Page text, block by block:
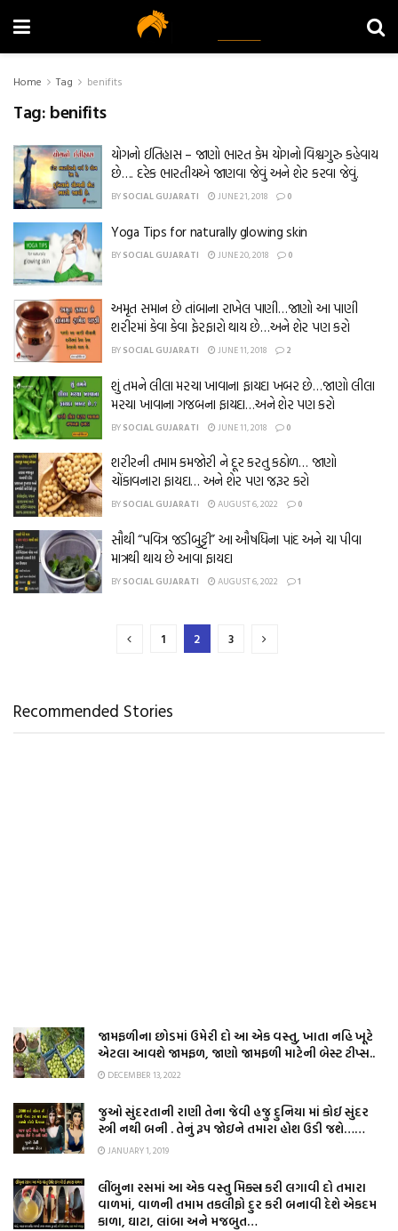
Home Tag benifits
Tag: benifits
યોગનો ઈતિહાસ – જાણો ભારત કેમ યોગનો વિશ્વગુરુ કહેવાય
છે…. દરેક ભારતીયએ જાણવા જેવું અને શેર કરવા જેવું.
BY SOCIAL GUJARATI JUNE 21, 2018 0
Yoga Tips for naturally glowing skin
BY SOCIAL GUJARATI JUNE 20, 2018 0
અમૃત સમાન છે તાંબાના રાખેલ પાણી…જાણો આ પાણી
શરીરમાં કેવા કેવા ફેરફારો થાય છે…અને શેર પણ કરો
BY SOCIAL GUJARATI JUNE 11, 2018 2
શું તમને લીલા મરચા ખાવાના ફાયદા ખબર છે…જાણો લીલા
મરચા ખાવાના ગજબના ફાયદા…અને શેર પણ કરો
BY SOCIAL GUJARATI JUNE 11, 2018 0
શરીરની તમામ કમજોરી ને દૂર કરતુ કઠોળ… જાણો
ચોંકાવનારા ફાયદા… અને શેર પણ જરૂર કરો
BY SOCIAL GUJARATI AUGUST 6, 2022 0
સૌથી “પવિત્ર જડીબુટ્ટી” આ ઔષધિના પાંદ અને ચા પીવા
માત્રથી થાય છે આવા ફાયદા
BY SOCIAL GUJARATI AUGUST 6, 2022 1
1 2 3
Recommended Stories
જામફળીના છોડમાં ઉમેરી દો આ એક વસ્તુ, ખાતા નહિ ખૂટે
એટલા આવશે જામફળ, જાણો જામફળી માટેની બેસ્ટ ટીપ્સ..
DECEMBER 13, 2022
જુઓ સુંદરતાની રાણી તેના જેવી હજુ દુનિયા માં કોઈ સુંદર
સ્ત્રી નથી બની . તેનું રૂપ જોઇને તમારા હોશ ઉડી જશે……
JANUARY 1, 2019
લીંબુના રસમાં આ એક વસ્તુ મિક્સ કરી લગાવી દો તમારા
વાળમાં, વાળની તમામ તકલીફો દુર કરી બનાવી દેશે એકદમ
કાળા, ઘાટા, લાંબા અને મજબુત…